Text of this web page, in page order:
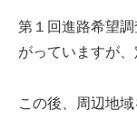
第１回進路希望
がっていますが、
この後、周辺地